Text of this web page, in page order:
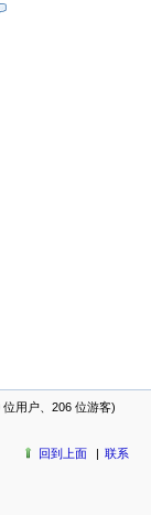
用户、206 位游客)
回到上面 联系